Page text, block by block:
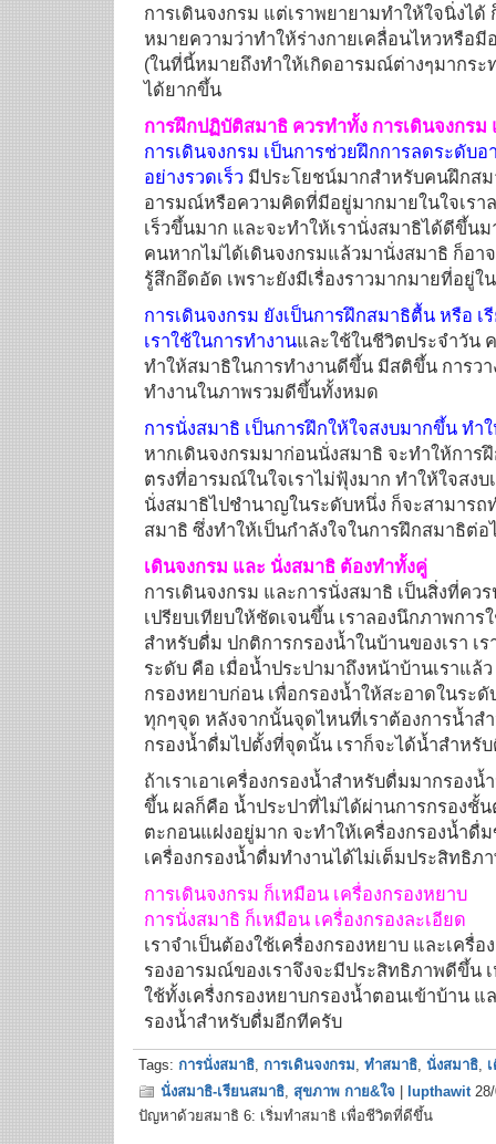
การเดินจงกรม แต่เราพยายามทำให้ใจนิ่งได้
หมายความว่าทำให้ร่างกายเคลื่อนไหวหรือมี
(ในที่นี้หมายถึงทำให้เกิดอารมณ์ต่างๆมากระ
ได้ยากขึ้น
การฝึกปฏิบัติสมาธิ ควรทำทั้ง การเดินจงกรม
การเดินจงกรม เป็นการช่วยฝึกการลดระดับ
อย่างรวดเร็ว มีประโยชน์มากสำหรับคนฝึกสม
อารมณ์หรือความคิดที่มีอยู่มากมายในใจเรา
เร็วขึ้นมาก และจะทำให้เรานั่งสมาธิได้ดีขึ้น
คนหากไม่ได้เดินจงกรมแล้วมานั่งสมาธิ ก็อา
รู้สึกอึดอัด เพราะยังมีเรื่องราวมากมายที่อยู่ใ
การเดินจงกรม ยังเป็นการฝึกสมาธิตื้น หรือ
เราใช้ในการทำงานและใช้ในชีวิตประจำวัน
ทำให้สมาธิในการทำงานดีขึ้น มีสติขึ้น การว
ทำงานในภาพรวมดีขึ้นทั้งหมด
การนั่งสมาธิ เป็นการฝึกให้ใจสงบมากขึ้น ท
หากเดินจงกรมมาก่อนนั่งสมาธิ จะทำให้การ
ตรงที่อารมณ์ในใจเราไม่ฟุ้งมาก ทำให้ใจสง
นั่งสมาธิไปชำนาญในระดับหนึ่ง ก็จะสามารถ
สมาธิ ซึ่งทำให้เป็นกำลังใจในการฝึกสมาธิต่
เดินจงกรม และ นั่งสมาธิ ต้องทำทั้งคู่
การเดินจงกรม และการนั่งสมาธิ เป็นสิ่งที่ค
เปรียบเทียบให้ชัดเจนขึ้น เราลองนึกภาพการ
สำหรับดื่ม ปกติการกรองน้ำในบ้านของเรา เ
ระดับ คือ เมื่อน้ำประปามาถึงหน้าบ้านเราแล้
กรองหยาบก่อน เพื่อกรองน้ำให้สะอาดในระ
ทุกๆจุด หลังจากนั้นจุดไหนที่เราต้องการน้ำสำ
กรองน้ำดื่มไปตั้งที่จุดนั้น เราก็จะได้น้ำสำหรั
ถ้าเราเอาเครื่องกรองน้ำสำหรับดื่มมากรอง
ขึ้น ผลก็คือ น้ำประปาที่ไม่ได้ผ่านการกรองชั้
ตะกอนแฝงอยู่มาก จะทำให้เครื่องกรองน้ำดื่ม
เครื่องกรองน้ำดื่มทำงานได้ไม่เต็มประสิทธิภ
การเดินจงกรม ก็เหมือน เครื่องกรองหยาบ
การนั่งสมาธิ ก็เหมือน เครื่องกรองละเอียด
เราจำเป็นต้องใช้เครื่องกรองหยาบ และเครื่
รองอารมณ์ของเราจึงจะมีประสิทธิภาพดีขึ้น
ใช้ทั้งเครื่งกรองหยาบกรองน้ำตอนเข้าบ้าน แ
รองน้ำสำหรับดื่มอีกทีครับ
Tags: การนั่งสมาธิ, การเดินจงกรม, ทำสมาธิ, นั่งสมาธิ,
นั่งสมาธิ-เรียนสมาธิ, สุขภาพ กาย&ใจ lupthawit28/
ปัญหาด้วยสมาธิ 6: เริ่มทำสมาธิ เพื่อชีวิตที่ดีขึ้น